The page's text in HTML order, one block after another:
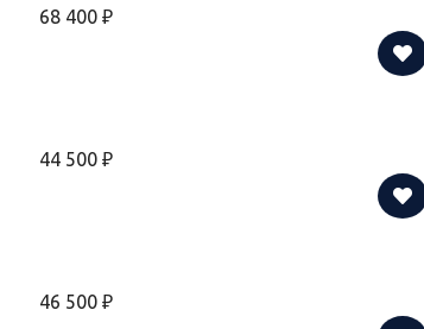
68 400 ₽
44 500 ₽
46 500 ₽